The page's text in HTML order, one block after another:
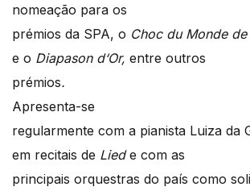
nomeação para os
prémios da SPA, o Choc du Monde
e o Diapason d‘Or, entre outros
prémios.
Apresenta-se
regularmente com a pianista Luiza da
em recitais de Liede com as
principais orquestras do país como